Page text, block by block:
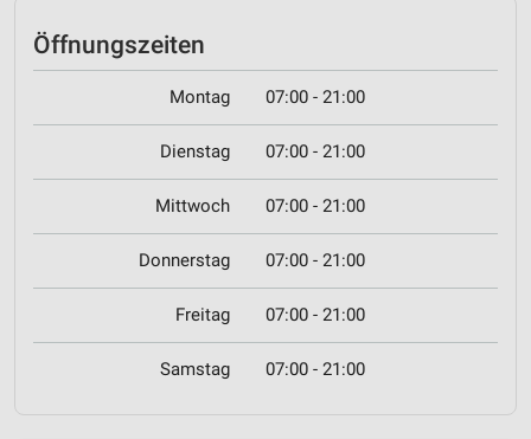
Öffnungszeiten
Montag 07:00 - 21:00
Dienstag 07:00 - 21:00
Mittwoch 07:00 - 21:00
Donnerstag 07:00 - 21:00
Freitag 07:00 - 21:00
Samstag 07:00 - 21:00